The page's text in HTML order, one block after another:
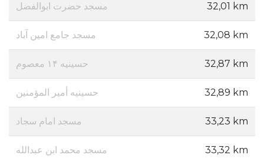
مسجد حضرت ابوالفضل 32,01 km
مسجد جامع امین آباد 32,08 km
حسینیه ۱۴ معصوم 32,87 km
حسینیه أمیر المؤمنین 32,89 km
مسجد امام سجاد 33,23 km
مسجد محمد ابن عبدالله 33,32 km